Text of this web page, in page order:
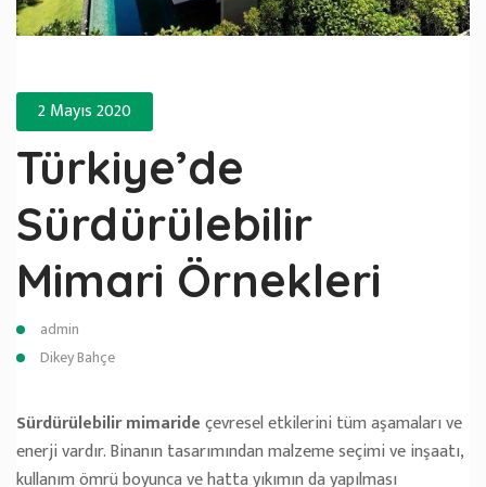
2 Mayıs 2020
Türkiye’de
Sürdürülebilir
Mimari Örnekleri
admin
Dikey Bahçe
Sürdürülebilir mimarideçevresel etkilerini tüm aşamaları ve
enerji vardır. Binanın tasarımından malzeme seçimi ve inşaatı,
kullanım ömrü boyunca ve hatta yıkımın da yapılması